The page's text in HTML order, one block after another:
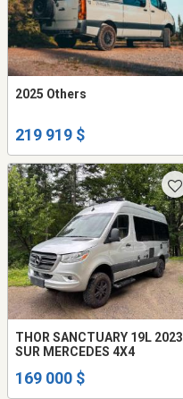
2025 Others
219 919 $
THOR SANCTUARY 19L 2023
SUR MERCEDES 4X4
169 000 $